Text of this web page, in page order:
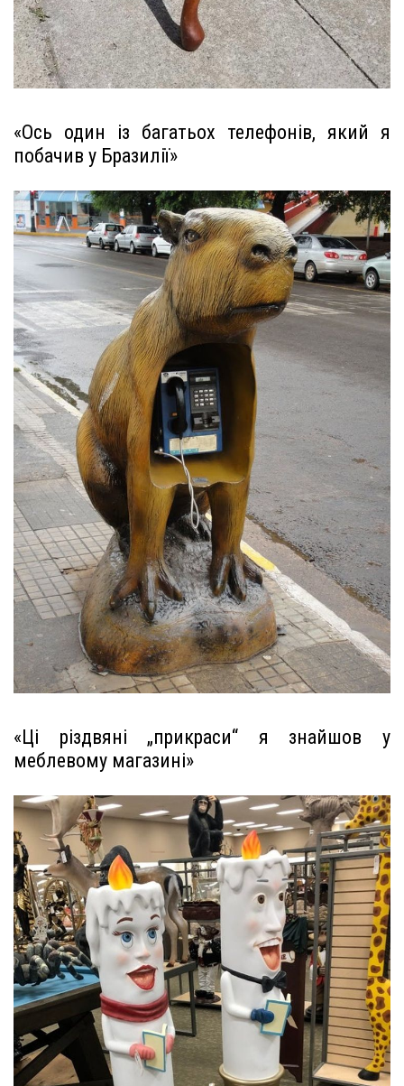
«Ось один із багатьох телефонів, який я
побачив у Бразилії»
«Ці різдвяні „прикраси“ я знайшов у
меблевому магазині»